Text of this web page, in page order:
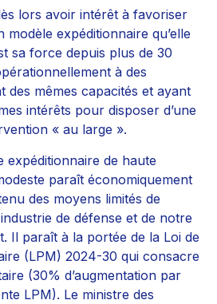
lors avoir intérêt à favoriser
modèle expéditionnaire qu’elle
sa force depuis plus de 30
à des
des mêmes capacités et ayant
intérêts pour disposer d’une
« au large ».
expéditionnaire de haute
paraît économiquement
des moyens limités de
de défense et de notre
Il paraît à la portée de la Loi de
(LPM) 2024-30 qui consacre
(30% d’augmentation par
LPM). Le ministre des